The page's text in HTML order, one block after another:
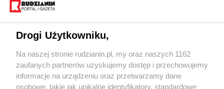
Wydawca mediów lokalnych
Drogi Użytkowniku,
Na naszej stronie rudzianin.pl, my oraz naszych 1162
zaufanych partnerów uzyskujemy dostęp i przechowujemy
informacje na urządzeniu oraz przetwarzamy dane
osobowe, takie jak unikalne identyfikatory, standardowe